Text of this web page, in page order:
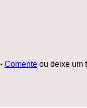
Comente ou deixe um